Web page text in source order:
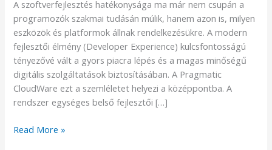
A szoftverfejlesztés hatékonysága ma már nem csupán a
programozók szakmai tudásán múlik, hanem azon is, milyen
eszközök és platformok állnak rendelkezésükre. A modern
fejlesztői élmény (Developer Experience) kulcsfontosságú
tényezővé vált a gyors piacra lépés és a magas minőségű
digitális szolgáltatások biztosításában. A Pragmatic
CloudWare ezt a szemléletet helyezi a középpontba. A
rendszer egységes belső fejlesztői […]
platformon
Read More »